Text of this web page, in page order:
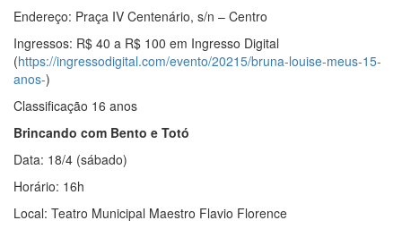
Endereço: Praça IV Centenário, s/n – Centro
Ingressos: R$ 40 a R$ 100 em Ingresso Digital
(https://ingressodigital.com/evento/20215/bruna-louise-meus-15-
anos-)
Classificação 16 anos
Brincando com Bento e Totó
Data: 18/4 (sábado)
Horário: 16h
Local: Teatro Municipal Maestro Flavio Florence